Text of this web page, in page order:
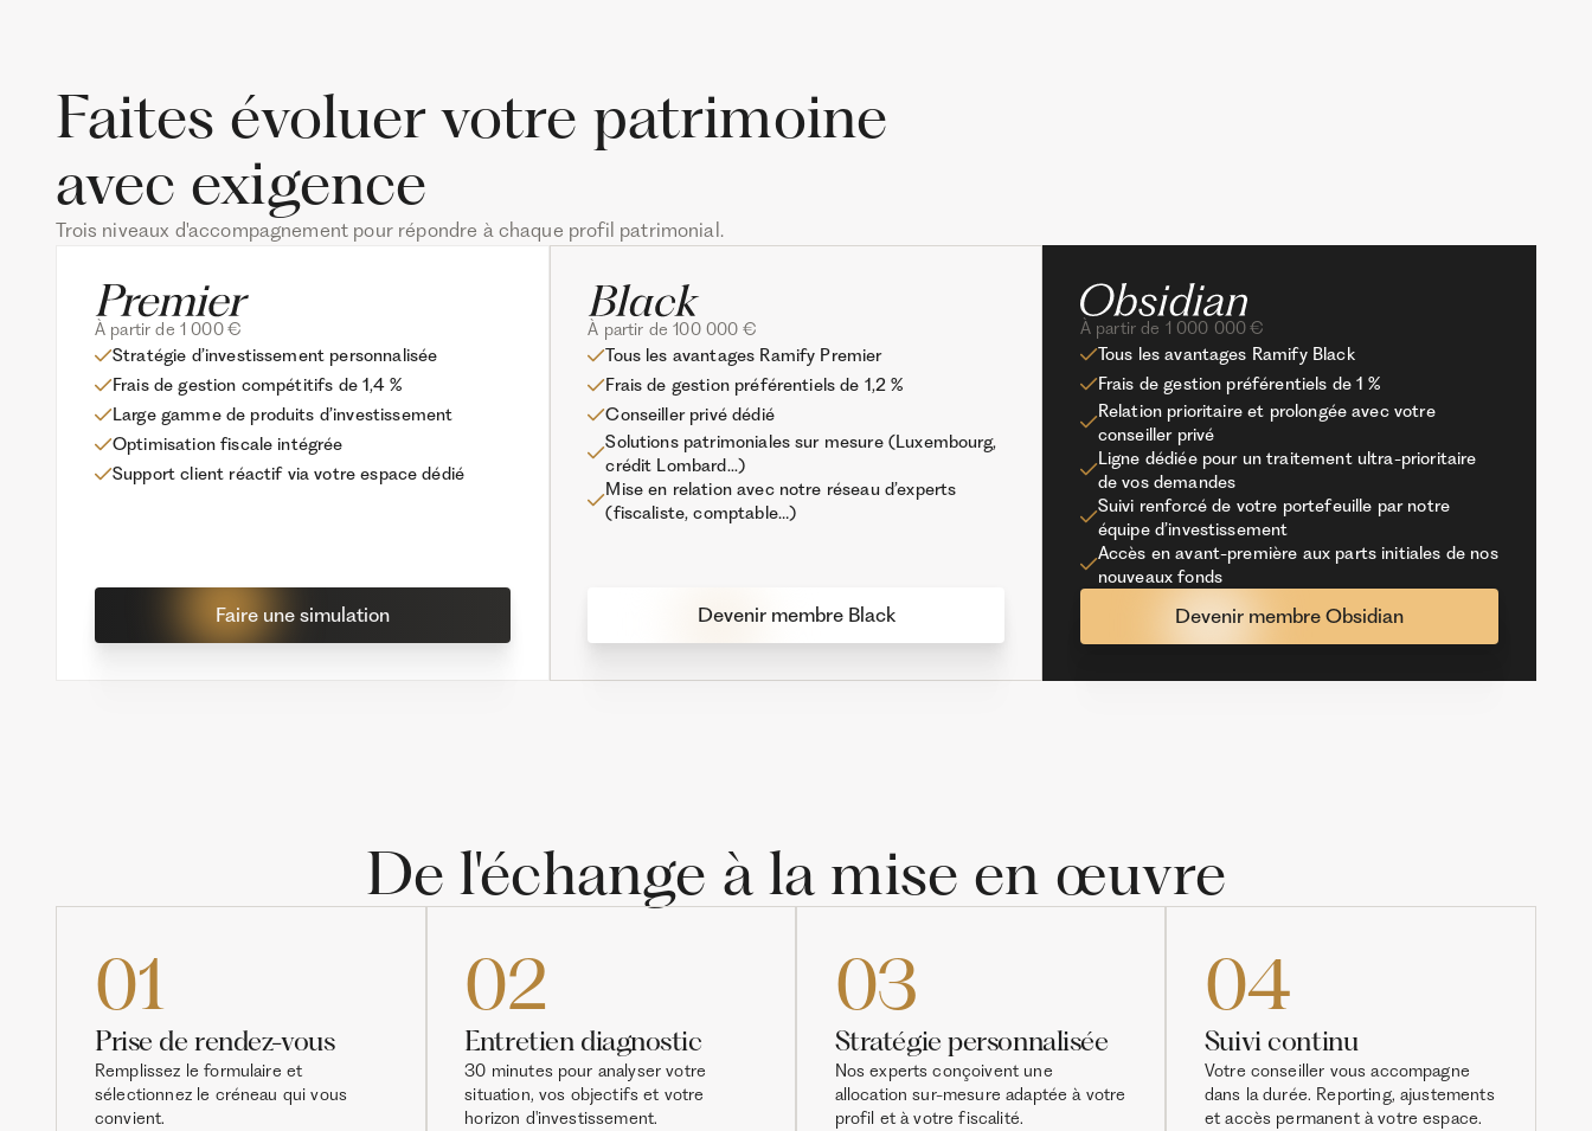
Faites évoluer votre patrimoine
avec exigence
Trois niveaux d'accompagnement pour répondre à chaque profil patrimonial.
À partir de 1 000 €
Stratégie d’investissement personnalisée
Frais de gestion compétitifs de 1,4 %
Large gamme de produits d’investissement
Optimisation fiscale intégrée
Support client réactif via votre espace dédié
Faire une simulation
À partir de 100 000 €
Tous les avantages Ramify Premier
Frais de gestion préférentiels de 1,2 %
Conseiller privé dédié
Solutions patrimoniales sur mesure (Luxembourg,
crédit Lombard...)
Mise en relation avec notre réseau d’experts
(fiscaliste, comptable…)
Devenir membre Black
À partir de 1 000 000 €
Tous les avantages Ramify Black
Frais de gestion préférentiels de 1 %
Relation prioritaire et prolongée avec votre
conseiller privé
Ligne dédiée pour un traitement ultra-prioritaire
de vos demandes
Suivi renforcé de votre portefeuille par notre
équipe d’investissement
Accès en avant-première aux parts initiales de nos
nouveaux fonds
Devenir membre Obsidian
De l'échange à la mise en œuvre
01
Prise de rendez-vous
Remplissez le formulaire et
sélectionnez le créneau qui vous
convient.
02
Entretien diagnostic
30 minutes pour analyser votre
situation, vos objectifs et votre
horizon d'investissement.
03
Stratégie personnalisée
Nos experts conçoivent une
allocation sur-mesure adaptée à votre
profil et à votre fiscalité.
04
Suivi continu
Votre conseiller vous accompagne
dans la durée. Reporting, ajustements
et accès permanent à votre espace.